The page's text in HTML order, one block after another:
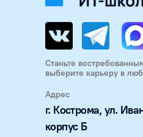
г. Кострома, ул.
корпус Б
Адрес
Станьте
выберите карьеру в